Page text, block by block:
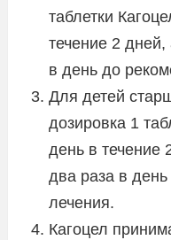
таблетки
течение 2 дней,
в день до
Для детей
дозировка 1
день в течение
два раза в
лечения.
Кагоцел